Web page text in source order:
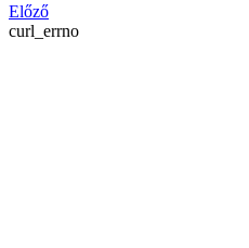
Előző
curl_errno